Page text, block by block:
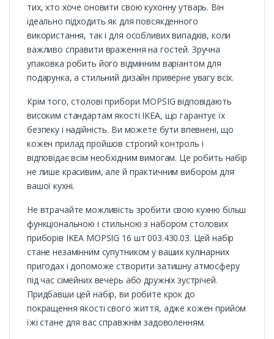
тих, хто хоче оновити свою кухонну утварь. Він
ідеально підходить як для повсякденного
використання, так і для особливих випадків, коли
важливо справити враження на гостей. Зручна
упаковка робить його відмінним варіантом для
подарунка, а стильний дизайн приверне увагу всіх.
Крім того, столові прибори MOPSIG відповідають
високим стандартам якості IKEA, що гарантує їх
безпеку і надійність. Ви можете бути впевнені, що
кожен прилад пройшов строгий контроль і
відповідає всім необхідним вимогам. Це робить набір
не лише красивим, але й практичним вибором для
вашої кухні.
Не втрачайте можливість зробити свою кухню більш
функціональною і стильною з набором столових
приборів IKEA MOPSIG 16 шт 003.430.03. Цей набір
стане незамінним супутником у ваших кулінарних
пригодах і допоможе створити затишну атмосферу
під час сімейних вечерь або дружніх зустрічей.
Придбавши цей набір, ви робите крок до
покращення якості свого життя, адже кожен прийом
їжі стане для вас справжнім задоволенням.